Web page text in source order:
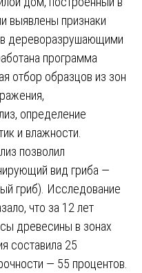
выявлены признаки
дереворазрушающими
программа
отбор образцов из зон
определение
и влажности.
позволил
вид гриба —
гриб). Исследование
что за 12 лет
древесины в зонах
составила 25
— 55 процентов.